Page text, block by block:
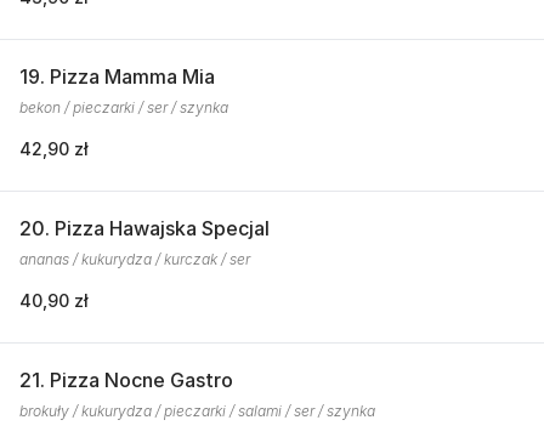
19. Pizza Mamma Mia
bekon / pieczarki / ser / szynka
42,90 zł
20. Pizza Hawajska Specjal
ananas / kukurydza / kurczak / ser
40,90 zł
21. Pizza Nocne Gastro
brokuły / kukurydza / pieczarki / salami / ser / szynka